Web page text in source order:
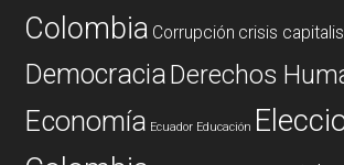
Colombia Corrupción crisis
DemocraciaDerechos
Economía Ecuador Educación